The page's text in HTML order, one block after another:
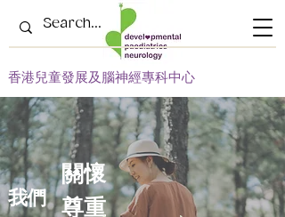
​香港兒童發展及腦神經專科中心
關懷
尊重
​我們